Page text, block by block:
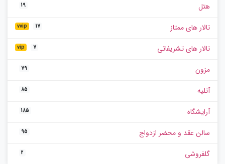
هتل 19
تالار های ممتاز vvip 17
تالار های تشریفاتی vip 7
مزون 79
آتلیه 85
آرایشگاه 185
سالن عقد و محضر ازدواج 95
گلفروشی 2